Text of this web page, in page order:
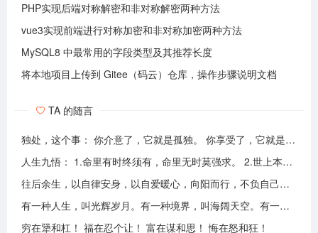
PHP实现后端对称解密和非对称解密两种方法
vue3实现前端进行对称加密和非对称加密两种方法
MySQL8 中最常用的字段类型及其推荐长度
将本地项目上传到 Gitee（码云）仓库，操作步骤说明文档
TA 的随言
独处，这个事： 你介意了，它就是孤独。 你享受了，它就是自由。
人生九悟： 1.命里有时终须有，命里无时莫强求。 2.世上本无事槦人自扰之。 3.睡前原谅一切，醒来不问过往。 4.平安健康是财富，无病无灾。 5.人心换人心，换不来就转身。 6.看破不说破，看透不说透。 7.得意时看淡，失意时看开。 8.知足常乐，一切随缘。 9.人生本过客，何须执着。
往后余生，以自律安身，以自爱暖心，向阳而行，不负自己，活成自己喜欢的模样！
有一种人生，叫光辉岁月。有一种境界，叫海阔天空。有一种心态，叫不可一世。 有一种亲情，叫真的爱你。有一种乡音，叫农民。 有一种爱情，叫喜欢你。 有一种路途，叫灰色轨迹。 有一种知己，叫情人。有一种情结，叫长城。 有一种和平，叫AMANI。 有一种行动，叫不再犹豫。 有一种父爱，叫大地。有一种孤独，叫冷雨夜。 有一种伤心，叫无尽空虚。 有一种无奈，叫岁月无声。有一种信仰，叫再见理想。有一种童真，叫月光光。有一种力量，叫冲开一切。有一种坚强，叫午夜怨曲。有一种感慨，叫谁伴我闯荡。 有一种坦然，叫无悔这一生。有一种思念，叫遥望。有一个歌手，叫黄家驹。 有一支乐队，叫BEYOND。三十多年，一晃而过！精神永留心间，致敬家驹！！
穷在犟和杠！ 福在忍个让！ 富在谋和思！ 悔在怒和狂！